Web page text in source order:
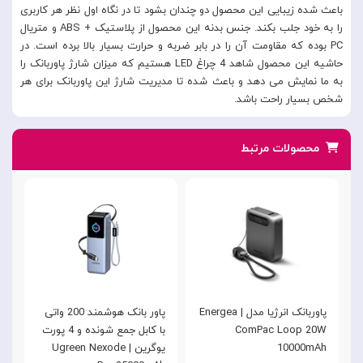
باعث شده زیبایی این محصول دو چندان بشود تا در نگاه اول نظر هر کاربری
را به خود جلب بکند. جنس بدنه این محصول از پلاستیک + ABS و متریال
PC بوده که مقاومت آن را در بابر ضربه و حرارت بسیار بالا برده است. در
حاشیه این محصول شاهد 4 چراغ LED هستیم که میزان شارژ پاوربانک را
به ما نمایش می دهد و باعث شده تا مدیریت شارژ این پاوربانک برای هر
شخص بسیار راحت باشد.
محصولات مرتبط
پاور بانک هوشمند 200 واتی
با کابل جمع شونده و 4 پورت
یوگرین | Ugreen Nexode
پاوربانک انرژیا مدل | Energea
ComPac Loop 20W
10000mAh